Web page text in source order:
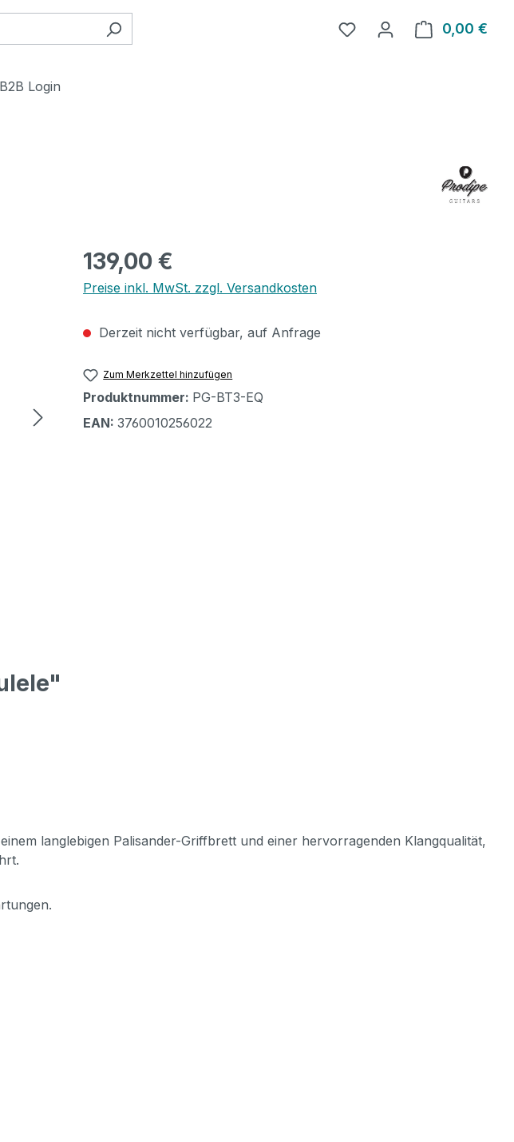
0,00 €
B2B Login
Regulärer Preis:
139,00 €
Preise inkl. MwSt. zzgl. Versandkosten
Derzeit nicht verfügbar, auf Anfrage
Zum Merkzettel hinzufügen
Produktnummer: PG-BT3-EQ
EAN: 3760010256022
langlebigen Palisander-Griffbrett und einer hervorragenden Klangqualität,